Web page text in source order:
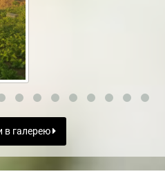
в галерею